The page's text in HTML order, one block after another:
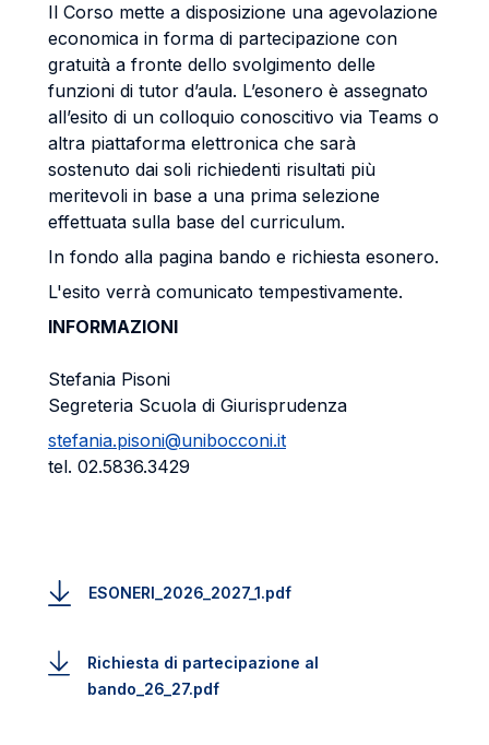
Il Corso mette a disposizione una agevolazione
economica in forma di partecipazione con
gratuità a fronte dello svolgimento delle
funzioni di tutor d’aula. L’esonero è assegnato
all’esito di un colloquio conoscitivo via Teams o
altra piattaforma elettronica che sarà
sostenuto dai soli richiedenti risultati più
meritevoli in base a una prima selezione
effettuata sulla base del curriculum.
In fondo alla pagina bando e richiesta esonero.
L'esito verrà comunicato tempestivamente.
INFORMAZIONI
Stefania Pisoni
Segreteria Scuola di Giurisprudenza
stefania.pisoni@unibocconi.it
tel. 02.5836.3429
ESONERI_2026_2027_1.pdf
Richiesta di partecipazione al
bando_26_27.pdf